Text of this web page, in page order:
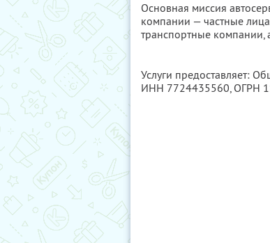
Основная миссия
компании — частные
транспортные компании,
Услуги предоставляет:
ИНН 7724435560, ОГРН